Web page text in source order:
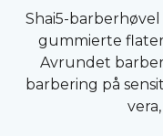
Shai5-
gummierte
Avrundet
barbering på